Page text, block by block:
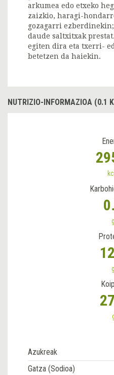
arkumea edo etxeko
zaizkio, haragi-
gozagarri
daude saltxitxak
egiten dira eta txerri-
betetzen da haiekin.
NUTRIZIO-INFORMAZIOA (0.1
g
g
Azukreak
Gatza (Sodioa)